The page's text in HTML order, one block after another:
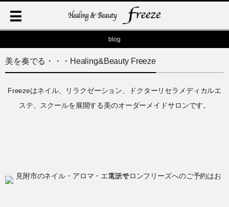
blog
美を奏でる・・・Healing&Beauty Freeze
Freezeはネイル、リラクゼーション、ドクターリセラメディカルエ
ステ、スクールを展開する美のオーダーメイドサロンです。